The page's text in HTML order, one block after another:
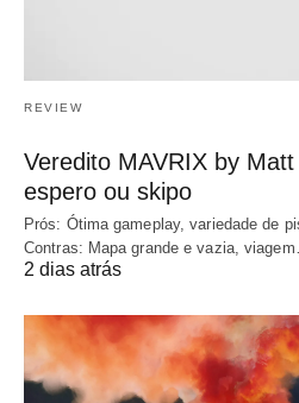
REVIEW
Veredito MAVRIX by
espero ou skipo
Prós: Ótima gameplay, variedade de
Contras: Mapa grande e vazia,
2 dias atrás